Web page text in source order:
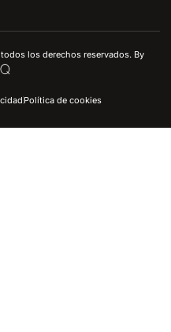
los derechos reservados. By
Política de cookies